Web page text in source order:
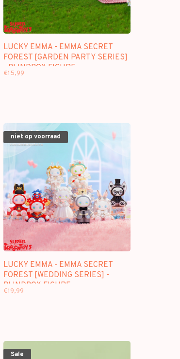
LUCKY EMMA - EMMA SECRET
FOREST [GARDEN PARTY SERIES]
- BLINDBOX FIGURE
€15,99
niet op voorraad
LUCKY EMMA - EMMA SECRET
FOREST [WEDDING SERIES] -
BLINDBOX FIGURE
€19,99
Sale